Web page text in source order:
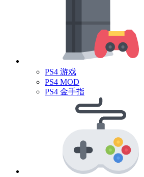
PS4 游戏
PS4 MOD
PS4 金手指